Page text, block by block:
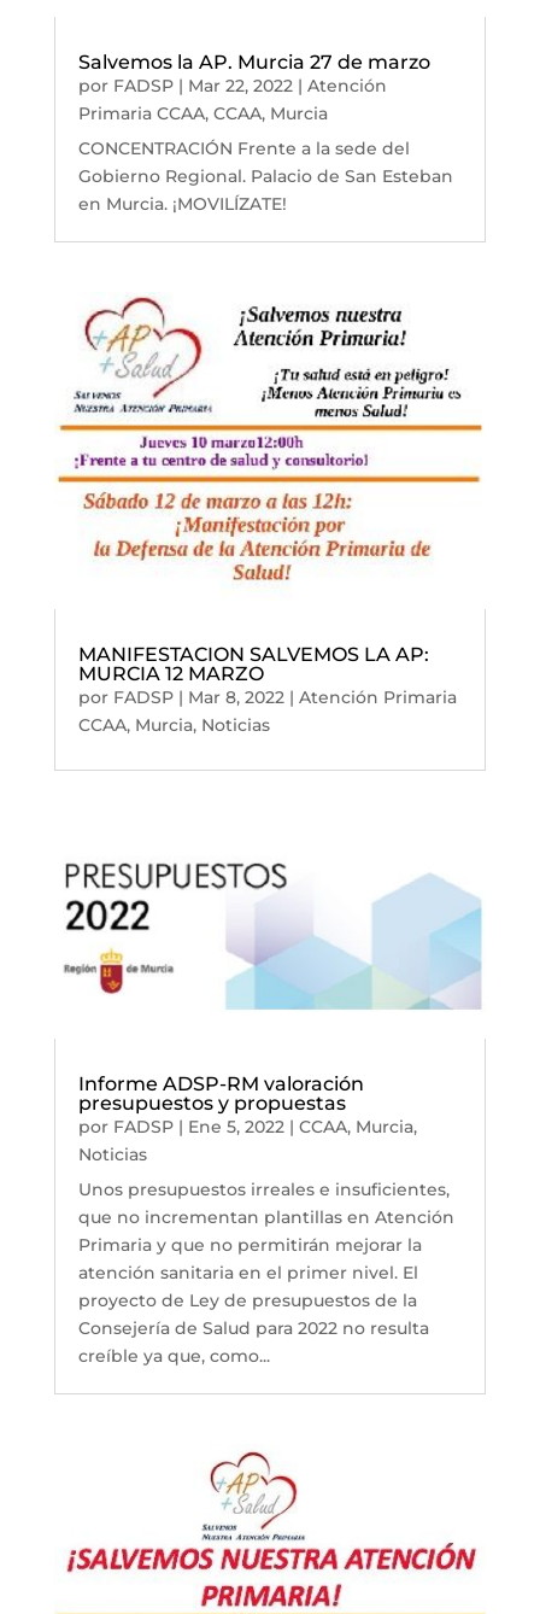
Salvemos la AP. Murcia 27 de marzo
por FADSP| Mar 22, 2022| Atención
Primaria CCAA, CCAA, Murcia
CONCENTRACIÓN Frente a la sede del
Gobierno Regional. Palacio de San Esteban
en Murcia. ¡MOVILÍZATE!
MANIFESTACION SALVEMOS LA AP:
MURCIA 12 MARZO
por FADSP| Mar 8, 2022| Atención Primaria
CCAA, Murcia, Noticias
Informe ADSP-RM valoración
presupuestos y propuestas
por FADSP| Ene 5, 2022| CCAA, Murcia,
Noticias
Unos presupuestos irreales e insuficientes,
que no incrementan plantillas en Atención
Primaria y que no permitirán mejorar la
atención sanitaria en el primer nivel. El
proyecto de Ley de presupuestos de la
Consejería de Salud para 2022 no resulta
creíble ya que, como...